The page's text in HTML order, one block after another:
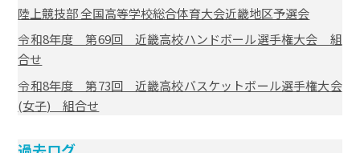
陸上競技部 全国高等学校総合体育大会近畿地区予選会
令和8年度 第69回 近畿高校ハンドボール選手権大会 組
合せ
令和8年度 第73回 近畿高校バスケットボール選手権大会
(女子) 組合せ